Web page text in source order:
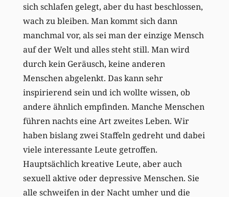
sich schlafen gelegt, aber du hast beschlossen,
wach zu bleiben. Man kommt sich dann
manchmal vor, als sei man der einzige Mensch
auf der Welt und alles steht still. Man wird
durch kein Geräusch, keine anderen
Menschen abgelenkt. Das kann sehr
inspirierend sein und ich wollte wissen, ob
andere ähnlich empfinden. Manche Menschen
führen nachts eine Art zweites Leben. Wir
haben bislang zwei Staffeln gedreht und dabei
viele interessante Leute getroffen.
Hauptsächlich kreative Leute, aber auch
sexuell aktive oder depressive Menschen. Sie
alle schweifen in der Nacht umher und die